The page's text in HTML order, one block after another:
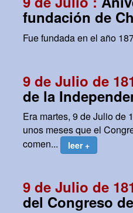
fundación de
Fue fundada en el año
9 de Julio de
de la
Era martes, 9 de Julio de
unos meses que el
comen...
leer +
9 de Julio de
del Congreso